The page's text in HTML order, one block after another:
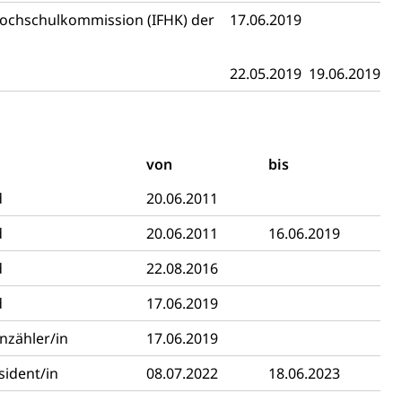
(IFHK) der
17.06.2019
22.05.2019 19.06.2019
von
bis
20.06.2011
20.06.2011
16.06.2019
22.08.2016
17.06.2019
in
17.06.2019
in 08.07.2022
18.06.2023
und Kapitalsteuer
Kriminalität
im Kanton Luzern